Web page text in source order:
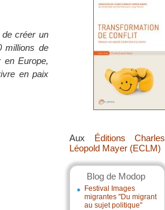
Aux Éditions Charles
Léopold Mayer (ECLM)
Blog de Modop
Festival Images
migrantes "Du migrant
au sujet politique"
de créer un
millions de
en Europe,
en paix